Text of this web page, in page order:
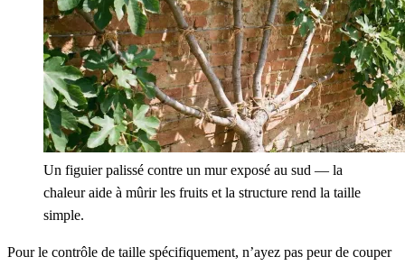
Un figuier palissé contre un mur exposé au sud — la
chaleur aide à mûrir les fruits et la structure rend la taille
simple.
Pour le contrôle de taille spécifiquement, n’ayez pas peur de couper